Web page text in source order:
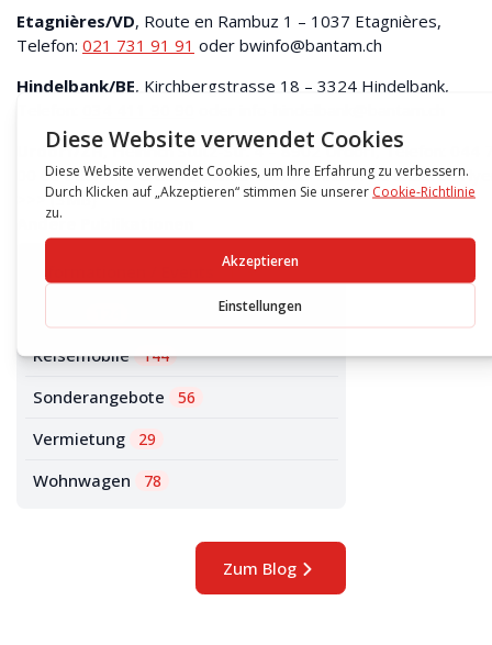
Etagnières/VD, Route en Rambuz 1 – 1037 Etagnières,
Telefon: 021 731 91 91 oder bwinfo@bantam.ch
Hindelbank/BE, Kirchbergstrasse 18 – 3324 Hindelbank,
Urdorf/ZH , Heinrich Stutz-Str. 4 – 8902 Urdorf, Telefon:
00 00oder info-urdorf@bantam.chHier finden Sie unseren
(3MB)
Andere Publikationen
Informationen / Events 173
Reisemobile 144
Sonderangebote 56
Vermietung 29
Wohnwagen 78
Zum Blog